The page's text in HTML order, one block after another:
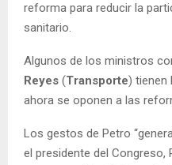
reforma para reducir la
sanitario.
Algunos de los ministros
Reyes (Transporte) tienen
ahora se oponen a las
Los gestos de Petro
el presidente del Congreso,